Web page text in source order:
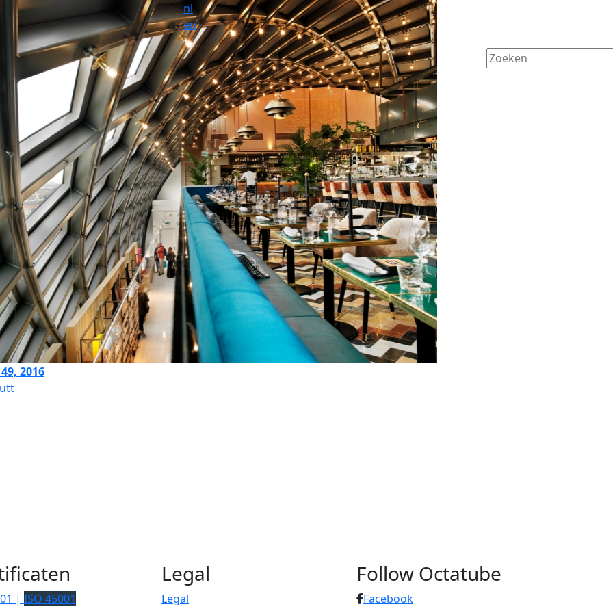
nl
en
2016
| ISO 45001
Legal
Legal
Follow Octatube
Facebook